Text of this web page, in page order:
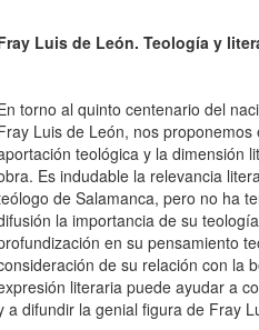
Luis de León. Teología y
torno al quinto centenario del
Luis de León, nos proponemos
teológica y la dimensión
Es indudable la relevancia
de Salamanca, pero no ha
la importancia de su
en su pensamiento
de su relación con la
literaria puede ayudar a
a difundir la genial figura de Fray